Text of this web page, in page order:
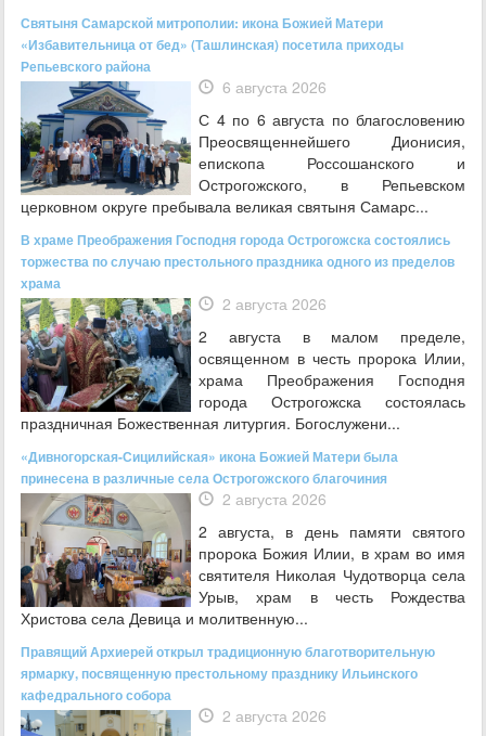
Святыня Самарской митрополии: икона Божией Матери
«Избавительница от бед» (Ташлинская) посетила приходы
Репьевского района
6 августа 2026
С 4 по 6 августа по благословению
Преосвященнейшего Дионисия,
епископа Россошанского и
Острогожского, в Репьевском
церковном округе пребывала великая святыня Самарс...
В храме Преображения Господня города Острогожска состоялись
торжества по случаю престольного праздника одного из пределов
храма
2 августа 2026
2 августа в малом пределе,
освященном в честь пророка Илии,
храма Преображения Господня
города Острогожска состоялась
праздничная Божественная литургия. Богослужени...
«Дивногорская-Сицилийская» икона Божией Матери была
принесена в различные села Острогожского благочиния
2 августа 2026
2 августа, в день памяти святого
пророка Божия Илии, в храм во имя
святителя Николая Чудотворца села
Урыв, храм в честь Рождества
Христова села Девица и молитвенную...
Правящий Архиерей открыл традиционную благотворительную
ярмарку, посвященную престольному празднику Ильинского
кафедрального собора
2 августа 2026